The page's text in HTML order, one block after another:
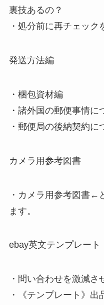
裏技あるの？
・処分前に再チェック
発送方法編
・梱包資材編
・諸外国の郵便事情に
・郵便局の後納契約に
カメラ用参考図書
・カメラ用参考図書←
ます。
ebay英文テンプレート
・問い合わせを激減さ
・《テンプレート》出